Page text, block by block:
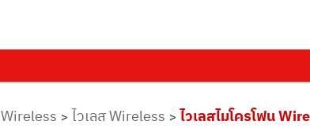
Wireless > ไวเลส Wireless > ไวเลสไมโครโฟน